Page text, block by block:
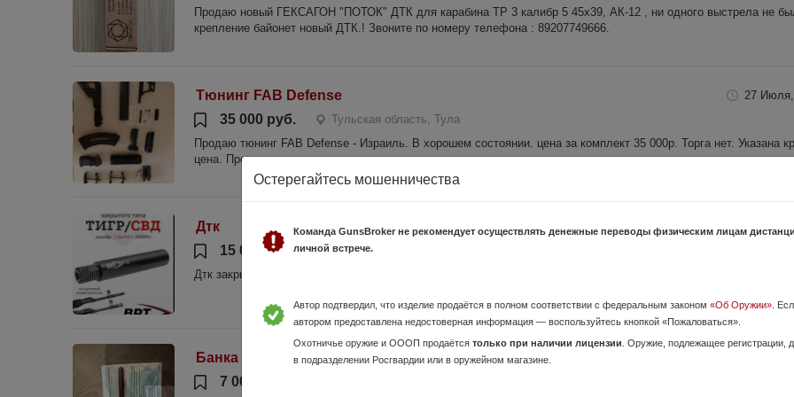
Продаю новый ГЕКСАГОН "ПОТОК" ДТК для карабина ТР 3 калибр 5 45x39, АК-12 , ни одного выстрела не
крепление байонет новый ДТК.! Звоните по номеру телефона : 89207749666.
Тюнинг FAB Defense 27
35 000 руб.
Тульская область, Тула
Продаю тюнинг FAB Defense - Израиль. В хорошем состоянии. цена за комплект 35 000р. Торга нет. Указана
цена. Продажа только комплектом, по частям ничего не продаю.
Дтк 26
15 000 руб.
Тульская область, Тула
Дтк закрытого типа брт новый.
Банка впо-208 366ткм
7 000 руб.
Остерегайтесь мошенничества
Команда GunsBroker не рекомендует осуществлять денежные переводы физическим лицам
личной встрече.
Автор подтвердил, что изделие продаётся в полном соответствии с федеральным законом «Об Оружии» .
автором предоставлена недостоверная информация — воспользуйтесь кнопкой «Пожаловаться».
Охотничье оружие и ОООП продаётся только при наличии лицензии . Оружие, подлежащее
в подразделении Росгвардии или в оружейном магазине.